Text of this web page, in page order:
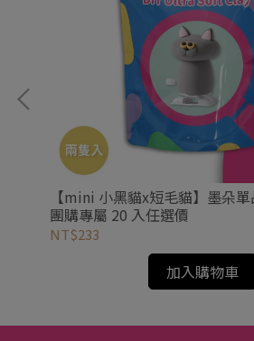
【mini 小黑貓x短毛貓】墨朵
團購專屬 20 入任選價
NT$233
加入購物車